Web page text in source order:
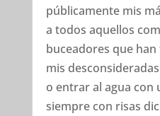
públicamente mis
a todos aquellos
buceadores que
mis
o entrar al agua con
siempre con risas